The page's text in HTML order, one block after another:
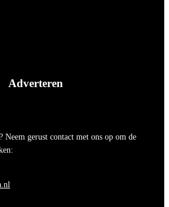
Adverteren
gerust contact met ons op om de